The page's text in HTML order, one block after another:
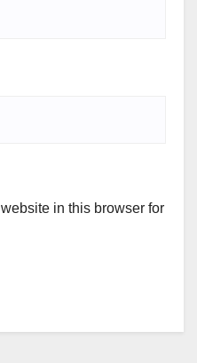
in this browser for